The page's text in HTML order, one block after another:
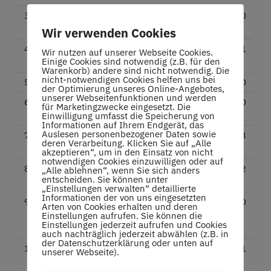
3
Baumann
3:0
4 LK9
Daniil
Cherkashov
UKR
A/D
2:1 2:1
5 LK10 Maik Würl 1:0
2:0
6
LK10
Daniel
Pütter
0:0 0:0
7 LK11
Marc
Cousins
1:3 1:3
8 LK11
Benjamin
Schröder
2:1 1:2
9 LK12
Christian
von
Hofmann
0:0 0:0
10 LK13
Andreas
3:0 2:1
Wir verwenden Cookies
Wir nutzen auf unserer Webseite Cookies.
Einige Cookies sind notwendig (z.B. für den
Warenkorb) andere sind nicht notwendig. Die
nicht-notwendigen Cookies helfen uns bei
der Optimierung unseres Online-Angebotes,
unserer Webseitenfunktionen und werden
für Marketingzwecke eingesetzt. Die
Einwilligung umfasst die Speicherung von
Informationen auf Ihrem Endgerät, das
Auslesen personenbezogener Daten sowie
deren Verarbeitung. Klicken Sie auf „Alle
akzeptieren“, um in den Einsatz von nicht
notwendigen Cookies einzuwilligen oder auf
„Alle ablehnen“, wenn Sie sich anders
entscheiden. Sie können unter
„Einstellungen verwalten“ detaillierte
Informationen der von uns eingesetzten
Arten von Cookies erhalten und deren
Einstellungen aufrufen. Sie können die
Einstellungen jederzeit aufrufen und Cookies
auch nachträglich jederzeit abwählen (z.B. in
der Datenschutzerklärung oder unten auf
unserer Webseite).